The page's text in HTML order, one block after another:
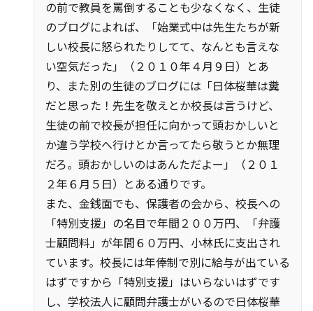
の前で教員を罵倒することも少なくなく、生徒
のブログによれば、「始業式中は先生たちが新
しい校長に怒られたりしてて、なんとも言えな
い空気だった」（２０１０年４月９日）とあ
り、また別の生徒のブログには「日体桜華は糞
だと思った！先生を敬えとか校長は言うけど、
生徒の前で校長が担任に向かって頭おかしいと
か違う学校へ行けとか言ってたら敬うとか無理
だろ。頭おかしいのはあんただよー」（２０１
２年６月５日）とある通りです。
また、金銭面でも、保護者の会から、校長への
「特別支援」の名目で年間２００万円、「弁護
士顧問料」が年間６０万円、小林氏に支出され
ています。校長には年俸制で別に給与が出ている
はずですから「特別支援」はいらないはずです
し、学校法人に顧問弁護士がいるので日体桜華